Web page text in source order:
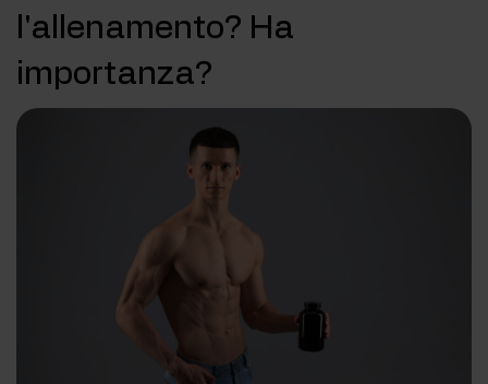
l'allenamento? Ha
importanza?